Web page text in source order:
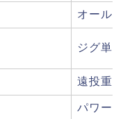
オール
ジグ単
遠投重
パワー